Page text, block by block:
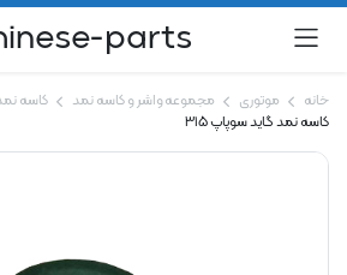
parts
خانه موتوری مجموعه واشر و کاسه نمد
کاسه
کاسه نمد گاید سوپاپ 315